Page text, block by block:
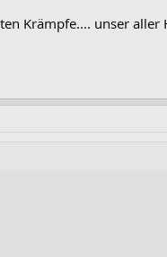
Krämpfe.... unser aller